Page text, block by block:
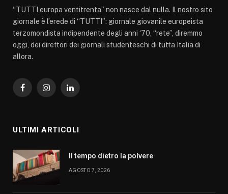
“TUTTI europa ventitrenta” non nasce dal nulla. Il nostro sito
giornale è l’erede di “TUTTI”: giornale giovanile europeista
terzomondista indipendente degli anni ‘70, “rete”, diremmo
oggi, dei direttori dei giornali studenteschi di tutta Italia di
allora.
FacebookInstagramLinkedIn
ULTIMI ARTICOLI
Il tempo dietro la polvere
AGOSTO 7, 2026